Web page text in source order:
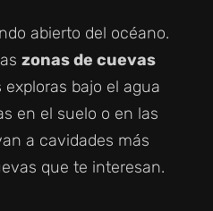
abierto del océano.
zonas de cuevas
exploras bajo el agua
en el suelo o en las
a cavidades más
que te interesan.